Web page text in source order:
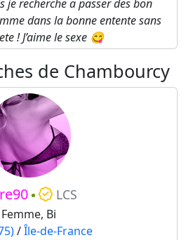
je recherche a passer des bon
dans la bonne entente sans
! J’aime le sexe 😋
de Chambourcy
LCS
Femme, Bi
/Île-de-France